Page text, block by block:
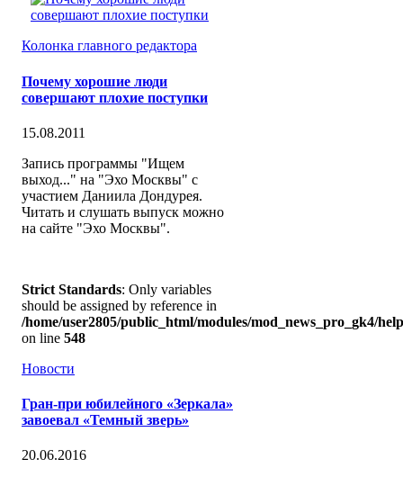
Колонка главного редактора
Почему хорошие люди
совершают плохие поступки
15.08.2011
Запись программы "Ищем
выход..." на "Эхо Москвы" с
участием Даниила Дондурея.
Читать и слушать выпуск можно
на сайте "Эхо Москвы".
Strict Standards: Only variables
should be assigned by reference in
/home/user2805/public_html/modules/mod_news_pro_gk4/
on line 548
Новости
Гран-при юбилейного «Зеркала»
завоевал «Темный зверь»
20.06.2016